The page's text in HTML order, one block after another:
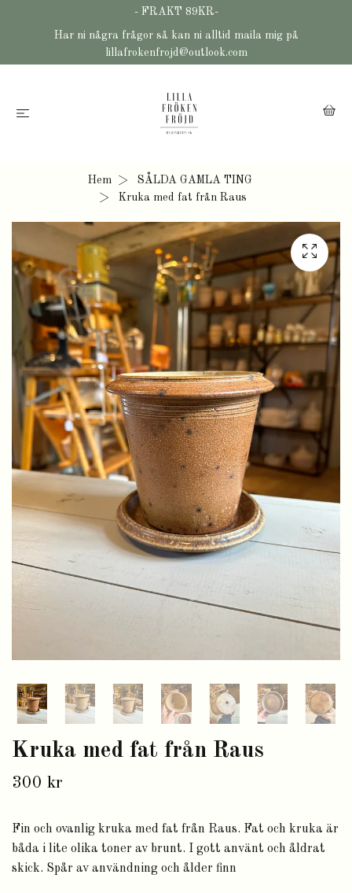
- FRAKT 89KR-
Har ni några frågor så kan ni alltid maila mig på
lillafrokenfrojd@outlook.com
Hem
SÅLDA GAMLA TING
Kruka med fat från Raus
Kruka med fat från Raus
300 kr
Fin och ovanlig kruka med fat från Raus. Fat och kruka är
båda i lite olika toner av brunt. I gott använt och åldrat
skick. Spår av användning och ålder finn